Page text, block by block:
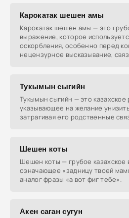
Карокатак шешен амы
Карокатак шешен амы — это
выражение, которое
оскорбления, особенно перед
нецензурное высказывание,
Тукымын сыгийн
Тукымын сыгийн — это казахское
указывающее на желание
затрагивая его родственные
Шешен коты
Шешен коты — грубое казахское
означающее «задницу твоей
аналог фразы «а вот фиг тебе».
Акен саган сугун